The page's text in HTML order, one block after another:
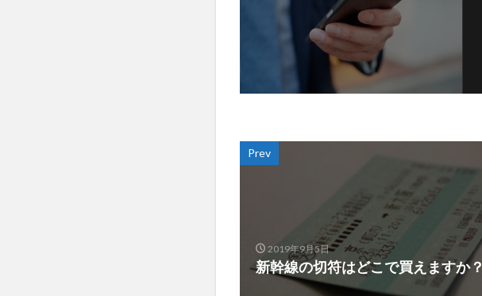
Prev
2019年9月5日
新幹線の切符はどこで買えますか？